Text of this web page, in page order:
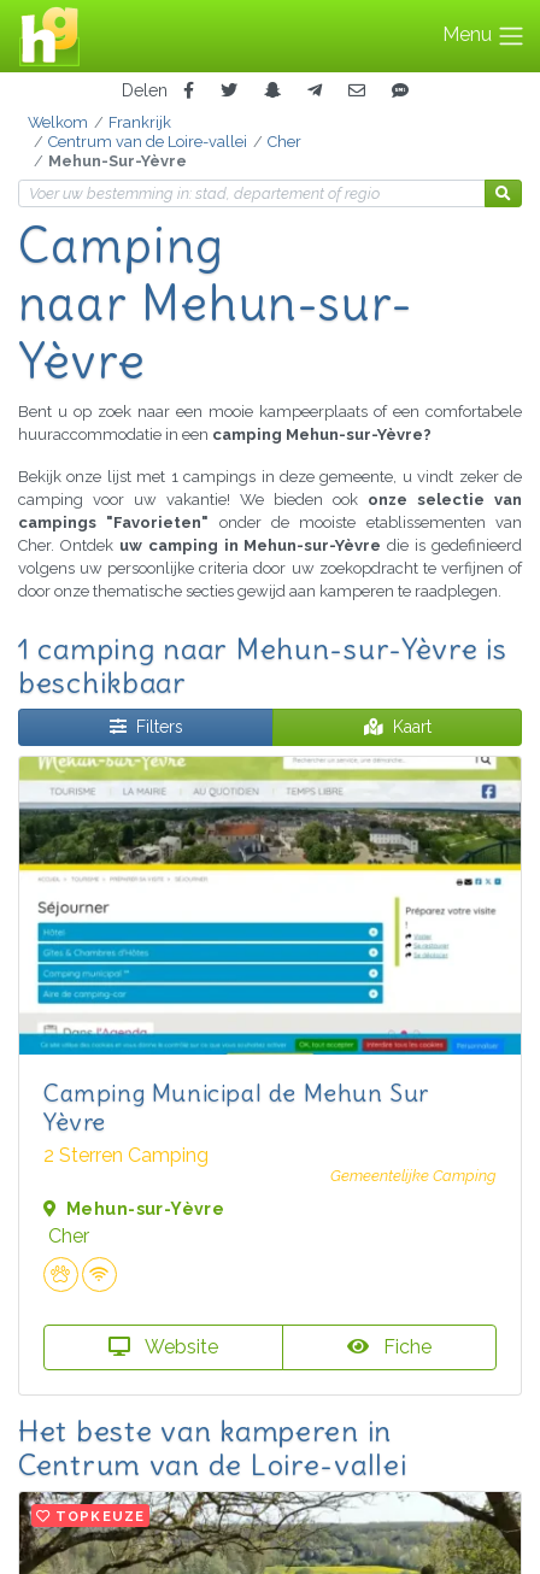
Menu
Delen
Welkom
Frankrijk
Centrum van de Loire-vallei
Cher
Mehun-Sur-Yèvre
Camping
naar Mehun-sur-
Yèvre
Bent u op zoek naar een mooie kampeerplaats of een comfortabele
huuraccommodatie in een camping Mehun-sur-Yèvre?
Bekijk onze lijst met 1 campings in deze gemeente, u vindt zeker de
camping voor uw vakantie! We bieden ook onze selectie van
campings "Favorieten" onder de mooiste etablissementen van
Cher. Ontdek uw camping in Mehun-sur-Yèvre die is gedefinieerd
volgens uw persoonlijke criteria door uw zoekopdracht te verfijnen of
door onze thematische secties gewijd aan kamperen te raadplegen.
1 camping naar Mehun-sur-Yèvre is
beschikbaar
Filters Kaart
Camping Municipal de Mehun Sur
Yèvre
2 Sterren Camping
Gemeentelijke Camping
Mehun-sur-Yèvre
Cher
Website Fiche
Het beste van kamperen in
Centrum van de Loire-vallei
TOPKEUZE